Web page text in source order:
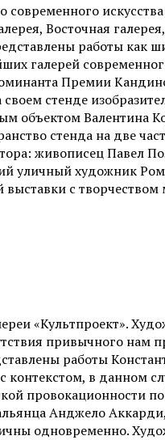
Восточная
работы как
галерей
Премии
стенде
объектом Валентина
стенда на две
живописец Павел
уличный художник
выставки с
«Культпроект».
привычного
работы
контекстом, в данном
провокационности
Анджело
одновременно.